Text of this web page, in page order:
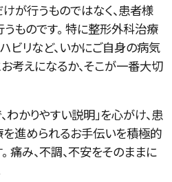
が行うものではなく、患者様
ものです。 特に整形外科治療
ビリなど、いかにご自身の病気
お考えになるか、そこが一番大切
わかりやすい説明」を心がけ、患
進められるお手伝いを積極的
痛み、不調、不安をそのままに